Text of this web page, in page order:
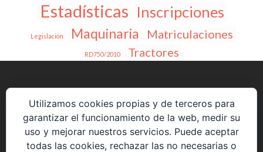
Estadísticas Inscripciones
Legislación Maquinaria Matriculaciones
RD750/2010 Tractores
Avenida de la Constitución 85 P5 2º8.
28823 Coslada (Madrid)
Utilizamos cookies propias y de terceros para
garantizar el funcionamiento de la web, medir su
uso y mejorar nuestros servicios. Puede aceptar
todas las cookies, rechazar las no necesarias o